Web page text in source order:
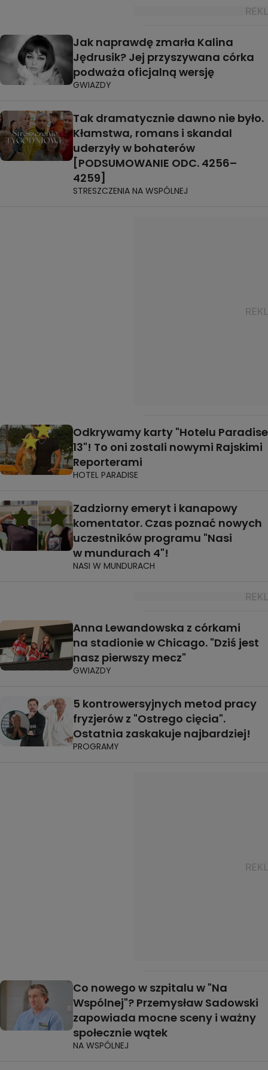
Jak naprawdę zmarła Kalina
Jędrusik? Jej przyszywana córka
podważa oficjalną wersję
GWIAZDY
Tak dramatycznie dawno nie było.
Kłamstwa, romans i skandal
uderzyły w bohaterów
[PODSUMOWANIE ODC. 4256–
4259]
STRESZCZENIA NA WSPÓLNEJ
Odkrywamy karty "Hotelu Paradise
13"! To oni zostali nowymi Rajskimi
Reporterami
HOTEL PARADISE
Zadziorny emeryt i kanapowy
komentator. Czas poznać nowych
uczestników programu "Nasi
w mundurach 4"!
NASI W MUNDURACH
Anna Lewandowska z córkami
na stadionie w Chicago. "Dziś jest
nasz pierwszy mecz"
GWIAZDY
5 kontrowersyjnych metod pracy
fryzjerów z "Ostrego cięcia".
Ostatnia zaskakuje najbardziej!
PROGRAMY
Co nowego w szpitalu w "Na
Wspólnej"? Przemysław Sadowski
zapowiada mocne sceny i ważny
społecznie wątek
NA WSPÓLNEJ